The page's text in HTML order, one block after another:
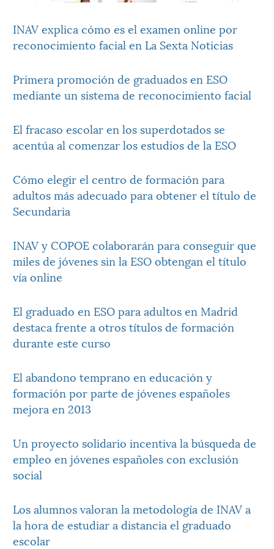
INAV explica cómo es el examen online por
reconocimiento facial en La Sexta Noticias
Primera promoción de graduados en ESO
mediante un sistema de reconocimiento facial
El fracaso escolar en los superdotados se
acentúa al comenzar los estudios de la ESO
Cómo elegir el centro de formación para
adultos más adecuado para obtener el título de
Secundaria
INAV y COPOE colaborarán para conseguir que
miles de jóvenes sin la ESO obtengan el título
vía online
El graduado en ESO para adultos en Madrid
destaca frente a otros títulos de formación
durante este curso
El abandono temprano en educación y
formación por parte de jóvenes españoles
mejora en 2013
Un proyecto solidario incentiva la búsqueda de
empleo en jóvenes españoles con exclusión
social
Los alumnos valoran la metodología de INAV a
la hora de estudiar a distancia el graduado
escolar